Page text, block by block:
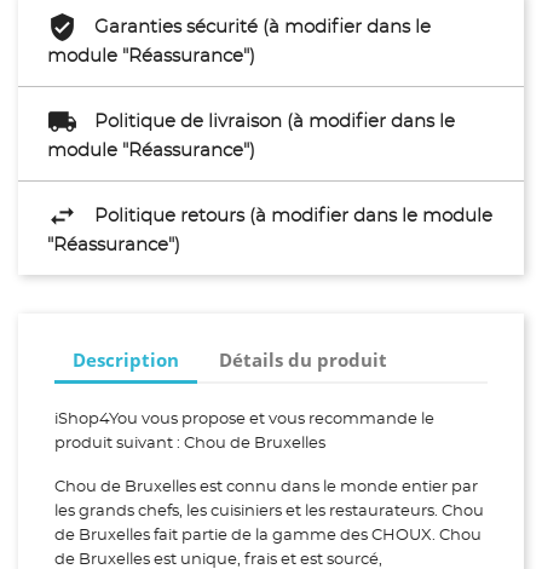
Garanties sécurité (à modifier dans le
module "Réassurance")
Politique de livraison (à modifier dans le
module "Réassurance")
Politique retours (à modifier dans le module
"Réassurance")
Description Détails du produit
iShop4You vous propose et vous recommande le
produit suivant : Chou de Bruxelles
Chou de Bruxelles est connu dans le monde entier par
les grands chefs, les cuisiniers et les restaurateurs. Chou
de Bruxelles fait partie de la gamme des CHOUX. Chou
de Bruxelles est unique, frais et est sourcé,